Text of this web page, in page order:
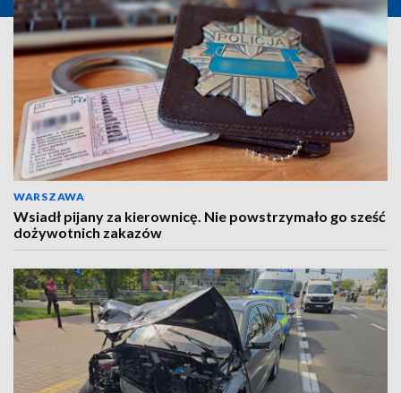
WARSZAWA
Wsiadł pijany za kierownicę. Nie powstrzymało go sześć
dożywotnich zakazów